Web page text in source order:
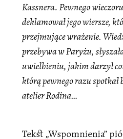
Kassnera. Pewnego
deklamował jego wiersze,
przejmujące wrażenie.
przebywa w Paryżu,
uwielbieniu, jakim darzył
którą pewnego razu spotkał
atelier Rodina…
Tekst „Wspomnienia”